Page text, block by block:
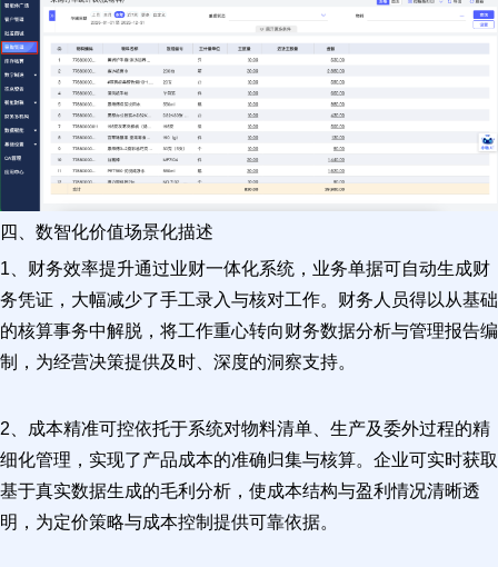
四、数智化价值场景化描述
1、财务效率提升通过业财一体化系统，业务单据可自动生成财
务凭证，大幅减少了手工录入与核对工作。财务人员得以从基础
的核算事务中解脱，将工作重心转向财务数据分析与管理报告编
制，为经营决策提供及时、深度的洞察支持。
2、成本精准可控依托于系统对物料清单、生产及委外过程的精
细化管理，实现了产品成本的准确归集与核算。企业可实时获取
基于真实数据生成的毛利分析，使成本结构与盈利情况清晰透
明，为定价策略与成本控制提供可靠依据。